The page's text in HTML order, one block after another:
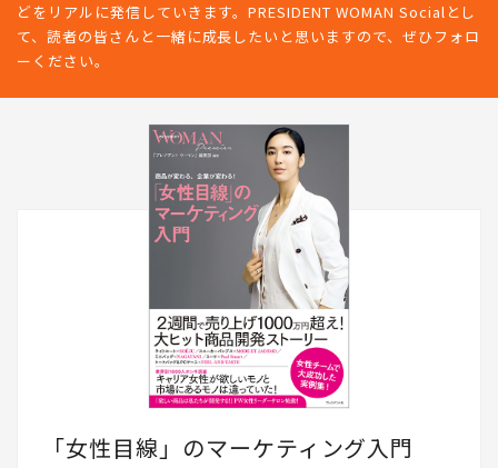
どをリアルに発信していきます。PRESIDENT WOMAN Socialとし
て、読者の皆さんと一緒に成長したいと思いますので、ぜひフォロ
ーください。
「女性目線」のマーケティング入門